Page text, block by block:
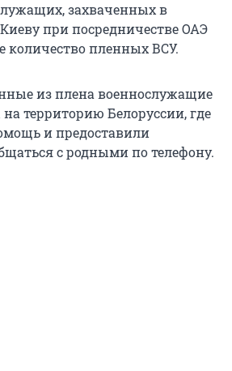
захваченных в
при посредничестве ОАЭ
количество пленных ВСУ.
из плена военнослужащие
территорию Белоруссии, где
и предоставили
с родными по телефону.